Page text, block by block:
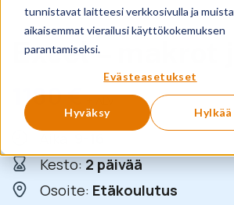
tunnistavat laitteesi verkkosivulla ja
aikaisemmat vierailusi käyttökokemuksen
parantamiseksi.
Evästeasetukset
Hyväksy Hylkää
Excel – makrot
1180€
Kesto:2 päivää
Osoite: Etäkoulutus